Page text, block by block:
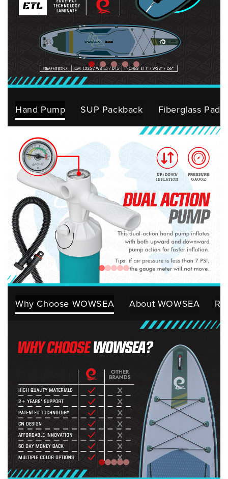
Hand Pump SUP Packback Fiberglass
Why Choose WOWSEA About WOWSEA